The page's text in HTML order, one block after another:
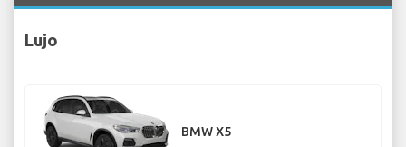
Lujo
BMW X5